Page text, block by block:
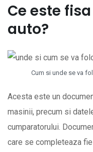
Ce este
auto?
Cum si unde se va
Acesta este un
masinii, precum si
cumparatorului.
care se completeaza